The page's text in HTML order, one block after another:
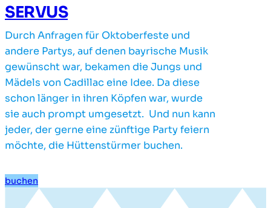
SERVUS
Durch Anfragen für Oktoberfeste und
andere Partys, auf denen bayrische Musik
gewünscht war, bekamen die Jungs und
Mädels von Cadillac eine Idee. Da diese
schon länger in ihren Köpfen war, wurde
sie auch prompt umgesetzt. Und nun kann
jeder, der gerne eine zünftige Party feiern
möchte, die Hüttenstürmer buchen.
buchen